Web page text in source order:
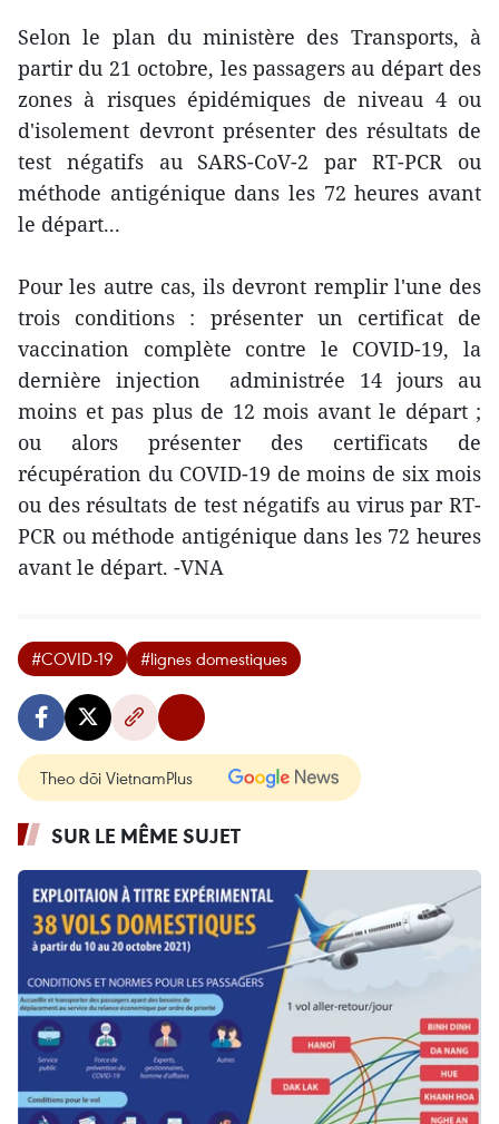
Selon le plan du ministère des Transports, à
partir du 21 octobre, les passagers au départ des
zones à risques épidémiques de niveau 4 ou
d'isolement devront présenter des résultats de
test négatifs au SARS-CoV-2 par RT-PCR ou
méthode antigénique dans les 72 heures avant
le départ...
Pour les autre cas, ils devront remplir l'une des
trois conditions : présenter un certificat de
vaccination complète contre le COVID-19, la
dernière injection administrée 14 jours au
moins et pas plus de 12 mois avant le départ ;
ou alors présenter des certificats de
récupération du COVID-19 de moins de six mois
ou des résultats de test négatifs au virus par RT-
PCR ou méthode antigénique dans les 72 heures
avant le départ. -VNA
#COVID-19 #lignes domestiques
Theo dõi VietnamPlus
SUR LE MÊME SUJET